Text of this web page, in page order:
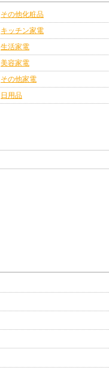
その他化粧品
キッチン家電
生活家電
美容家電
その他家電
日用品